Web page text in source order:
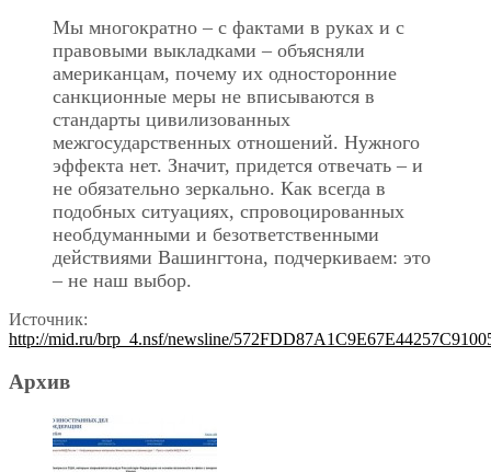
Мы многократно – с фактами в руках и с
правовыми выкладками – объясняли
американцам, почему их односторонние
санкционные меры не вписываются в
стандарты цивилизованных
межгосударственных отношений. Нужного
эффекта нет. Значит, придется отвечать – и
не обязательно зеркально. Как всегда в
подобных ситуациях, спровоцированных
необдуманными и безответственными
действиями Вашингтона, подчеркиваем: это
– не наш выбор.
Источник:
http://mid.ru/brp_4.nsf/newsline/
Архив